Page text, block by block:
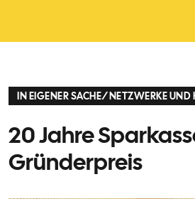
IN EIGENER SACHE/NETZWERKE UND
20 Jahre
Gründerpreis